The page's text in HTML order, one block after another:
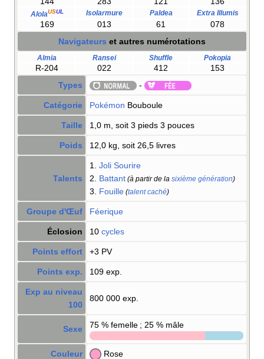
AlolaUSUL Isolarmure Paldea Extra Illumis
169 013 61
078
Navigateurs et autres numérotations
Almia Ransei Shuffle Pokopia
R-204 022 412
153
Types
-
Catégorie Pokémon Bouboule
Taille 1,0 m, soit 3 pieds 3 pouces
Poids 12,0 kg, soit 26,5 livres
Talents
1. Joli Sourire
2. Battant (à partir de la sixième génération)
3. Fouille (talent caché)
Groupe d'Œuf Féerique
Éclosion 10 cycles
Points effort +3 PV
Points exp. 109 exp.
Exp au niveau
100
800 000 exp.
Sexe 75 % femelle ; 25 % mâle
Couleur Rose